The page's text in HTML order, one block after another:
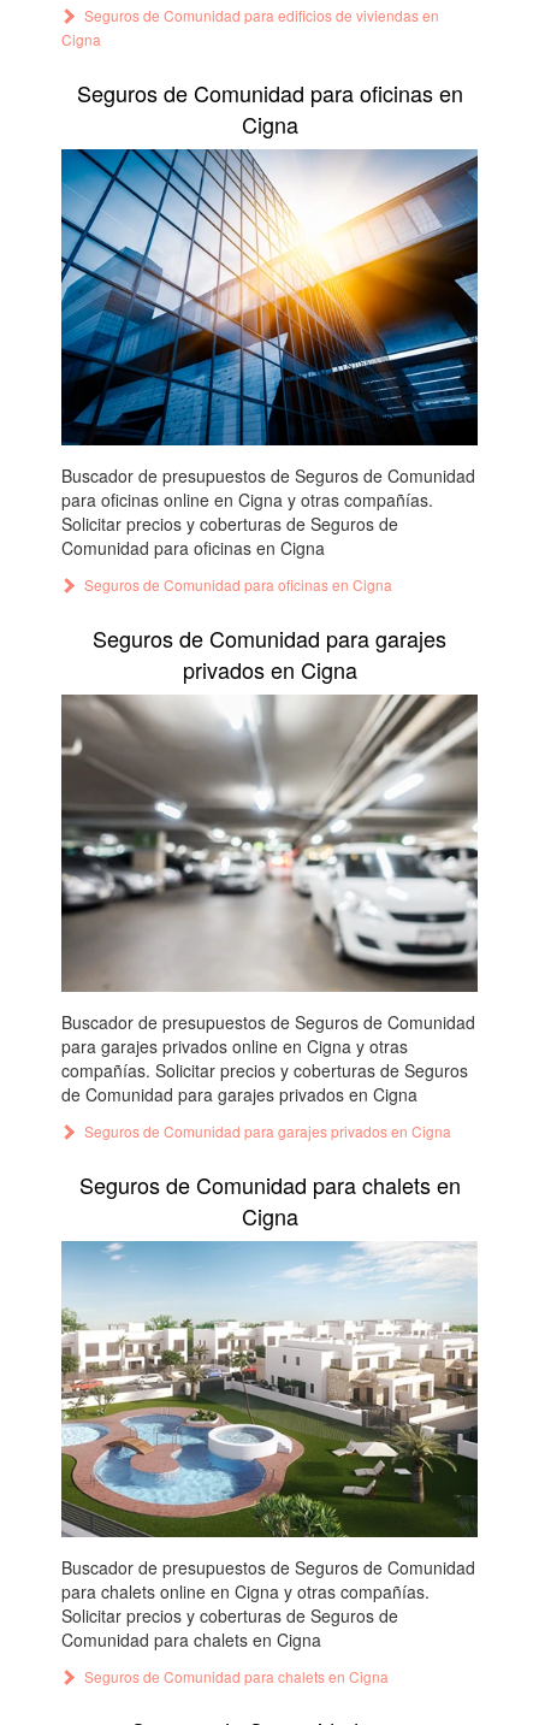
Seguros de Comunidad para edificios de viviendas en
Cigna
Seguros de Comunidad para oficinas en
Cigna
Buscador de presupuestos de Seguros de Comunidad
para oficinas online en Cigna y otras compañías.
Solicitar precios y coberturas de Seguros de
Comunidad para oficinas en Cigna
Seguros de Comunidad para oficinas en Cigna
Seguros de Comunidad para garajes
privados en Cigna
Buscador de presupuestos de Seguros de Comunidad
para garajes privados online en Cigna y otras
compañías. Solicitar precios y coberturas de Seguros
de Comunidad para garajes privados en Cigna
Seguros de Comunidad para garajes privados en Cigna
Seguros de Comunidad para chalets en
Cigna
Buscador de presupuestos de Seguros de Comunidad
para chalets online en Cigna y otras compañías.
Solicitar precios y coberturas de Seguros de
Comunidad para chalets en Cigna
Seguros de Comunidad para chalets en Cigna